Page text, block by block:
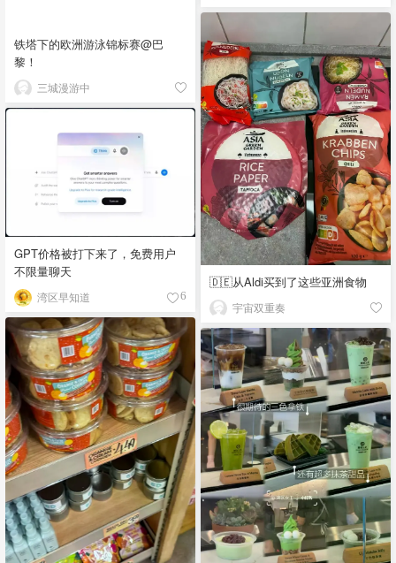
铁塔下的欧洲游泳锦标赛@巴
黎！
三城漫游中
🇩🇪从Aldi买到了这些亚洲食物
宇宙双重奏
GPT价格被打下来了，免费用户
不限量聊天
湾区早知道 6